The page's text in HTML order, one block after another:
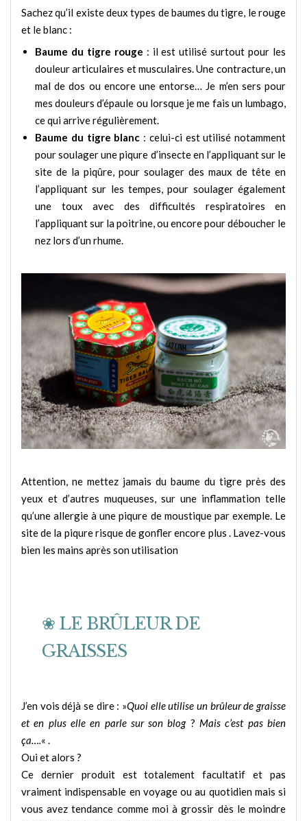
Sachez qu’il existe deux types de baumes du tigre, le rouge
et le blanc :
Baume du tigre rouge : il est utilisé surtout pour les
douleur articulaires et musculaires. Une contracture, un
mal de dos ou encore une entorse… Je m’en sers pour
mes douleurs d’épaule ou lorsque je me fais un lumbago,
ce qui arrive régulièrement.
Baume du tigre blanc : celui-ci est utilisé notamment
pour soulager une piqure d’insecte en l’appliquant sur le
site de la piqûre, pour soulager des maux de tête en
l’appliquant sur les tempes, pour soulager également
une toux avec des difficultés respiratoires en
l’appliquant sur la poitrine, ou encore pour déboucher le
nez lors d’un rhume.
Attention, ne mettez jamais du baume du tigre près des
yeux et d’autres muqueuses, sur une inflammation telle
qu’une allergie à une piqure de moustique par exemple. Le
site de la piqure risque de gonfler encore plus . Lavez-vous
bien les mains après son utilisation
❀ LE BRÛLEUR DE
GRAISSES
J’en vois déjà se dire : »Quoi elle utilise un brûleur de graisse
et en plus elle en parle sur son blog? Mais c’est pas bien
ça….« .
Oui et alors ?
Ce dernier produit est totalement facultatif et pas
vraiment indispensable en voyage ou au quotidien mais si
vous avez tendance comme moi à grossir dès le moindre